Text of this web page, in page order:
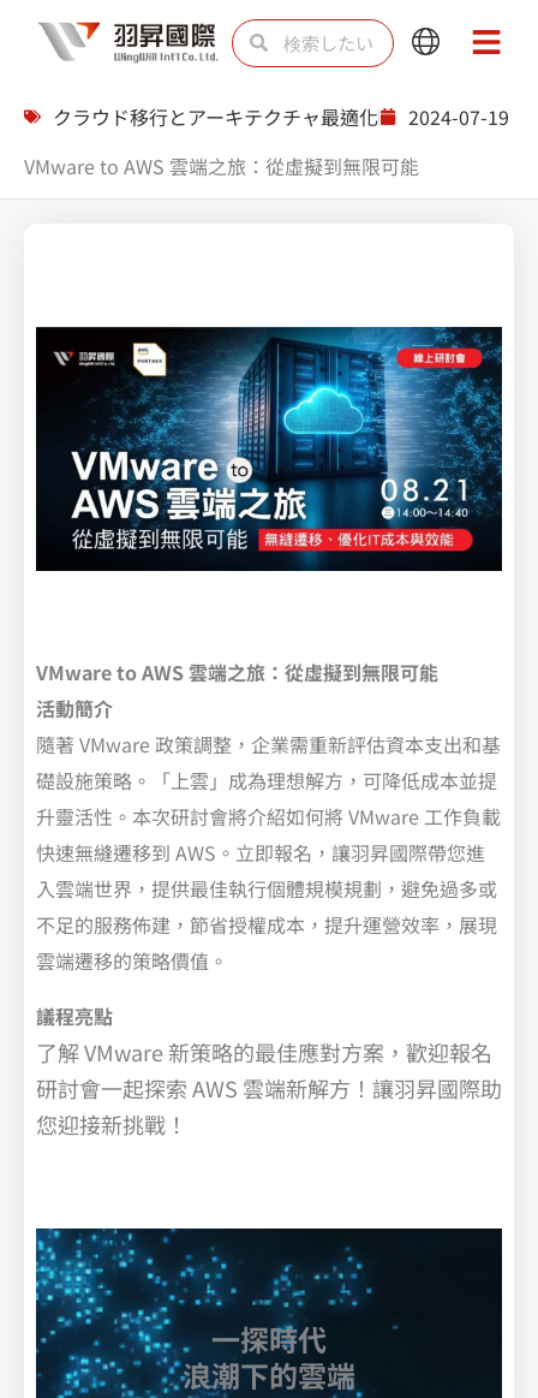
検
索 索
Main
Main
クラウド移行とアーキテクチャ最適化
2024-07-19
VMware to AWS 雲端之旅：從虛擬到無限可能
VMware to AWS 雲端之旅：從虛擬到無限可能
活動簡介
隨著 VMware 政策調整，企業需重新評估資本支出和基
礎設施策略。「上雲」成為理想解方，可降低成本並提
升靈活性。本次研討會將介紹如何將 VMware 工作負載
快速無縫遷移到 AWS。立即報名，讓羽昇國際帶您進
入雲端世界，提供最佳執行個體規模規劃，避免過多或
不足的服務佈建，節省授權成本，提升運營效率，展現
雲端遷移的策略價值。
議程亮點
了解 VMware 新策略的最佳應對方案，歡迎報名
研討會一起探索 AWS 雲端新解方！讓羽昇國際助
您迎接新挑戰！
一探時代
浪潮下的雲端